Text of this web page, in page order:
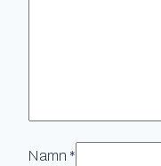
Namn *